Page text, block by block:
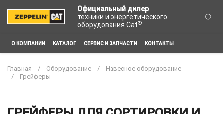
Официальный дилер
техники и энергетического
оборудования Cat®
О КОМПАНИИ КАТАЛОГ СЕРВИС И ЗАПЧАСТИ КОНТАКТЫ
Главная Оборудование
Навесное оборудование
Грейферы